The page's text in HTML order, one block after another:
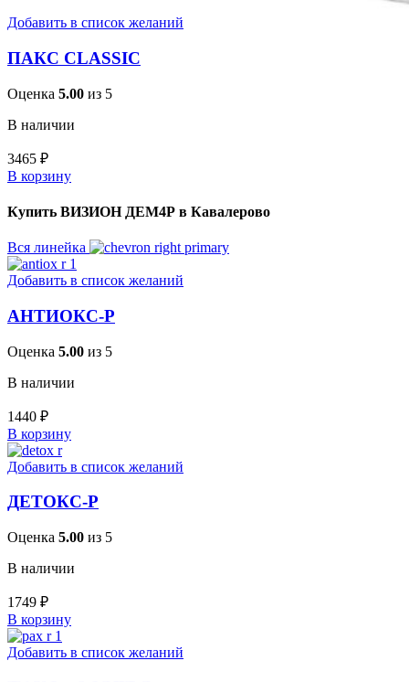
Добавить в список желаний
ПАКС CLASSIC
Оценка 5.00 из 5
В наличии
3465 ₽
В корзину
Купить ВИЗИОН ДЕМ4Р в Кавалерово
Вся линейка
Добавить в список желаний
АНТИОКС-Р
Оценка 5.00 из 5
В наличии
1440 ₽
В корзину
Добавить в список желаний
ДЕТОКС-Р
Оценка 5.00 из 5
В наличии
1749 ₽
В корзину
Добавить в список желаний